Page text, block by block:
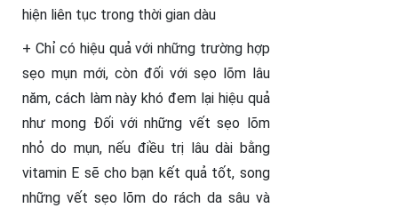
hiện liên tục trong thời gian dàu
+ Chỉ có hiệu quả với những trường hợp
sẹo mụn mới, còn đối với sẹo lõm lâu
năm, cách làm này khó đem lại hiệu quả
như mong Đối với những vết sẹo lõm
nhỏ do mụn, nếu điều trị lâu dài bằng
vitamin E sẽ cho bạn kết quả tốt, song
những vết sẹo lõm do rách da sâu và